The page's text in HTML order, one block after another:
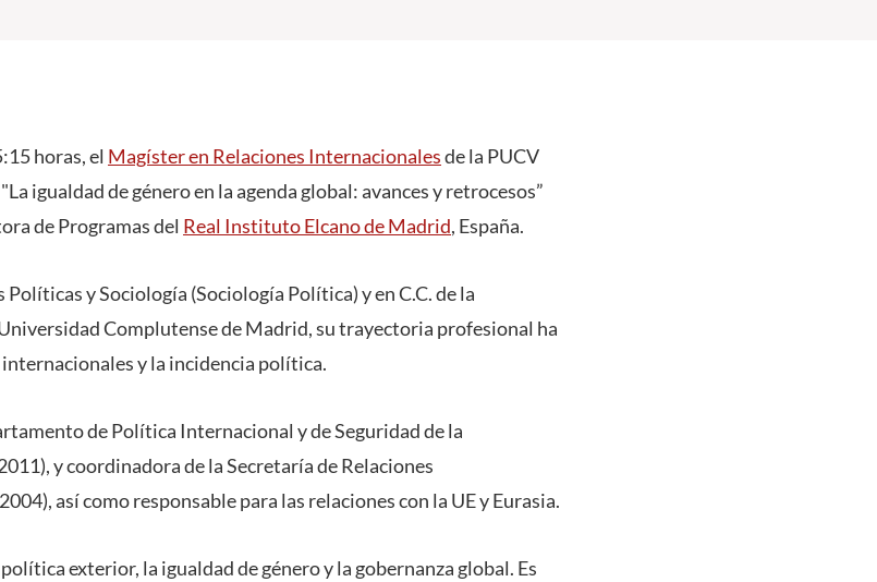
horas, el Magíster en Relaciones Internacionalesde la PUCV
igualdad de género en la agenda global: avances y retrocesos”
de Programas del Real Instituto Elcano de Madrid, España.
Políticas y Sociología (Sociología Política) y en C.C. de la
Complutense de Madrid, su trayectoria profesional ha
y la incidencia política.
de Política Internacional y de Seguridad de la
y coordinadora de la Secretaría de Relaciones
así como responsable para las relaciones con la UE y Eurasia.
exterior, la igualdad de género y la gobernanza global. Es